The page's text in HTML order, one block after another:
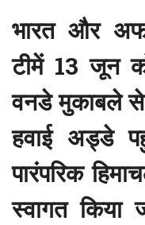
भारत और
टीमें 13 जून
वनडे मुकाबले से
हवाई अड्डे
पारंपरिक
स्वागत किया